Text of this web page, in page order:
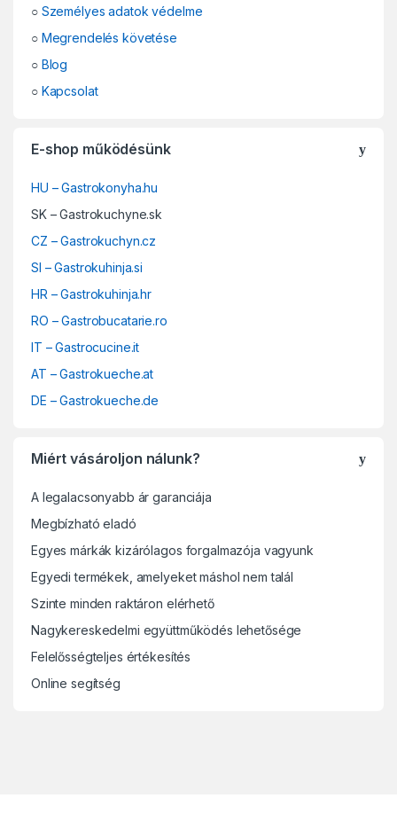
○ Személyes adatok védelme
○ Megrendelés követése
○ Blog
○ Kapcsolat
E-shop működésünk
HU – Gastrokonyha.hu
SK – Gastrokuchyne.sk
CZ – Gastrokuchyn.cz
SI – Gastrokuhinja.si
HR – Gastrokuhinja.hr
RO – Gastrobucatarie.ro
IT – Gastrocucine.it
AT – Gastrokueche.at
DE – Gastrokueche.de
Miért vásároljon nálunk?
A legalacsonyabb ár garanciája
Megbízható eladó
Egyes márkák kizárólagos forgalmazója vagyunk
Egyedi termékek, amelyeket máshol nem talál
Szinte minden raktáron elérhető
Nagykereskedelmi együttműködés lehetősége
Felelősségteljes értékesítés
Online segítség